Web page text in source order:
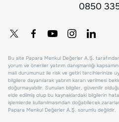
0850
Bu site Papara Menkul Değerler A.Ş.
yorum ve öneriler yatırım danışmanlığı
mali durumunuz ile risk ve getiri tercihlerinize
bilgilere dayanılarak yatırım kararı verilmesi
doğurmayabilir. Sunulan bilgiler, güvenilir
elde edilmiş olup bu kaynaklardaki bilgilerin
işlemlerde kullanılmasından doğabilecek
Papara Menkul Değerler A.Ş. sorumlu değildir.